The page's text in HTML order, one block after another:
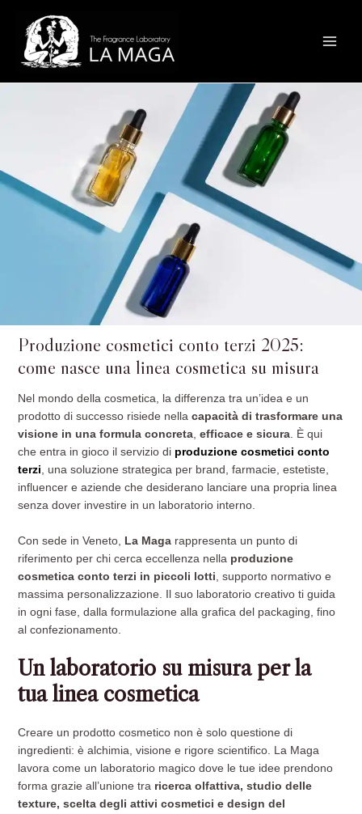
contenuto
Menu
Produzione cosmetici conto terzi 2025:
come nasce una linea cosmetica su misura
Nel mondo della cosmetica, la differenza tra un’idea e un
prodotto di successo risiede nellacapacità di trasformare una
visione in una formula concreta ,efficace e sicura . È qui
che entra in gioco il servizio di produzione cosmetici conto
terzi , una soluzione strategica per brand, farmacie, estetiste,
influencer e aziende che desiderano lanciare una propria linea
senza dover investire in un laboratorio interno.
Con sede in Veneto, La Maga rappresenta un punto di
riferimento per chi cerca eccellenza nella produzione
cosmetica conto terzi in piccoli lotti , supporto normativo e
massima personalizzazione. Il suo laboratorio creativo ti guida
in ogni fase, dalla formulazione alla grafica del packaging, fino
al confezionamento.
Un laboratorio su misura per la
tua linea cosmetica
Creare un prodotto cosmetico non è solo questione di
ingredienti: è alchimia, visione e rigore scientifico. La Maga
lavora come un laboratorio magico dove le tue idee prendono
forma grazie all’unione tra ricerca olfattiva, studio delle
texture, scelta degli attivi cosmetici e design del